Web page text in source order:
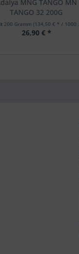
MNG TANGO MN
TANGO 32 200G
200 Gramm (134,50 € * / 1000 Gramm)
26,90 € *